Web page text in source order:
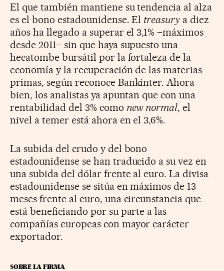
El que también mantiene su tendencia al alza
es el bono estadounidense. El treasury a diez
años ha llegado a superar el 3,1% –máximos
desde 2011– sin que haya supuesto una
hecatombe bursátil por la fortaleza de la
economía y la recuperación de las materias
primas, según reconoce Bankinter. Ahora
bien, los analistas ya apuntan que con una
rentabilidad del 3% como new normal, el
nivel a temer está ahora en el 3,6%.
La subida del crudo y del bono
estadounidense se han traducido a su vez en
una subida del dólar frente al euro. La divisa
estadounidense se sitúa en máximos de 13
meses frente al euro, una circunstancia que
está beneficiando por su parte a las
compañías europeas con mayor carácter
exportador.
SOBRE LA FIRMA